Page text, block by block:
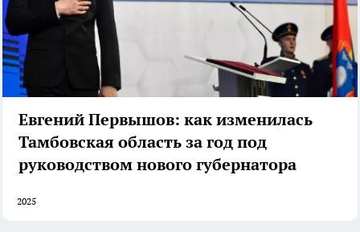
Евгений Первышов: как изменилась
Тамбовская область за год под
руководством нового губернатора
2025